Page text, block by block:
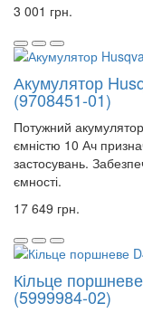
3 001 грн.
Акумулятор
(9708451-01)
Потужний
ємністю 10 Ач
застосувань.
ємності.
17 649 грн.
Кільце
(5999984-02)